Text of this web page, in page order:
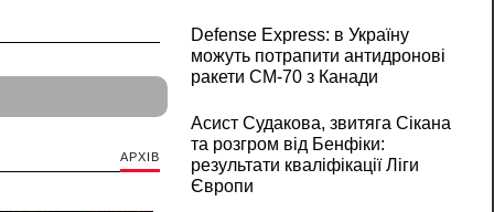
АРХІВ
Defense Express: в Україну
можуть потрапити антидронові
ракети CM-70 з Канади
Асист Судакова, звитяга Сікана
та розгром від Бенфіки:
результати кваліфікації Ліги
Європи